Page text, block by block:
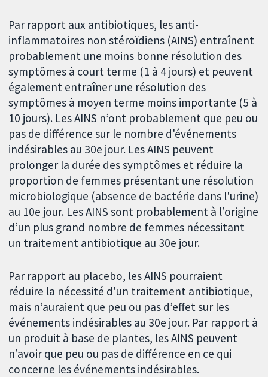
Par rapport aux antibiotiques, les anti-
inflammatoires non stéroïdiens (AINS) entraînent
probablement une moins bonne résolution des
symptômes à court terme (1 à 4 jours) et peuvent
également entraîner une résolution des
symptômes à moyen terme moins importante (5 à
10 jours). Les AINS n’ont probablement que peu ou
pas de différence sur le nombre d'événements
indésirables au 30e jour. Les AINS peuvent
prolonger la durée des symptômes et réduire la
proportion de femmes présentant une résolution
microbiologique (absence de bactérie dans l'urine)
au 10e jour. Les AINS sont probablement à l’origine
d’un plus grand nombre de femmes nécessitant
un traitement antibiotique au 30e jour.
Par rapport au placebo, les AINS pourraient
réduire la nécessité d'un traitement antibiotique,
mais n’auraient que peu ou pas d’effet sur les
événements indésirables au 30e jour. Par rapport à
un produit à base de plantes, les AINS peuvent
n’avoir que peu ou pas de différence en ce qui
concerne les événements indésirables.